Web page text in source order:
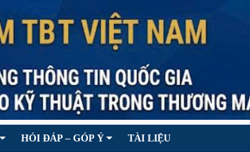
HỎI ĐÁP – GÓP Ý TÀI LIỆU